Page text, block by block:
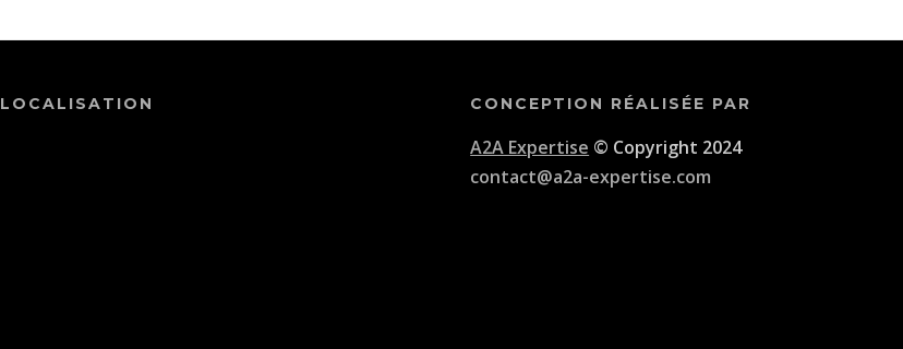
LOCALISATION CONCEPTION RÉALISÉE PAR
A2A Expertise © Copyright 2024
contact@a2a-expertise.com